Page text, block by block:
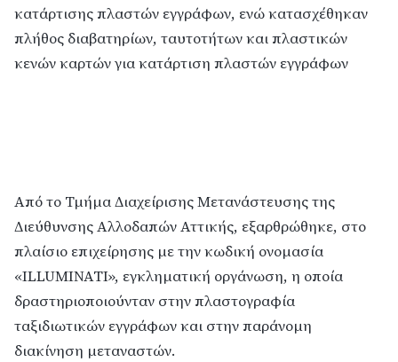
κατάρτισης πλαστών εγγράφων, ενώ κατασχέθηκαν
πλήθος διαβατηρίων, ταυτοτήτων και πλαστικών
κενών καρτών για κατάρτιση πλαστών εγγράφων
Από το Τμήμα Διαχείρισης Μετανάστευσης της
Διεύθυνσης Αλλοδαπών Αττικής, εξαρθρώθηκε, στο
πλαίσιο επιχείρησης με την κωδική ονομασία
«ILLUMINATI», εγκληματική οργάνωση, η οποία
δραστηριοποιούνταν στην πλαστογραφία
ταξιδιωτικών εγγράφων και στην παράνομη
διακίνηση μεταναστών.